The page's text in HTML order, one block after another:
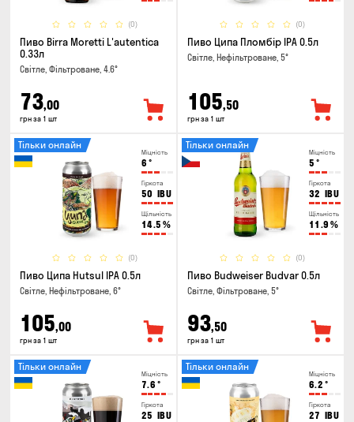
(0)
Пиво Birra Moretti L'autentica
0.33л
Світле, Фільтроване, 4.6°
73,00
грн за 1 шт
(0)
Пиво Ципа Пломбір IPA 0.5л
Світле, Нефільтроване, 5°
105,50
грн за 1 шт
Міцність
6 °
Гіркота
50 IBU
Щільність
14.5 %
(0)
Тільки онлайн
Пиво Ципа Hutsul IPA 0.5л
Світле, Нефільтроване, 6°
105,00
грн за 1 шт
Міцність
5 °
Гіркота
32 IBU
Щільність
11.9 %
(0)
Тільки онлайн
Пиво Budweiser Budvar 0.5л
Світле, Фільтроване, 5°
93,50
грн за 1 шт
Міцність
7.6 °
Гіркота
25 IBU
Тільки онлайн
Міцність
6.2 °
Гіркота
27 IBU
Тільки онлайн